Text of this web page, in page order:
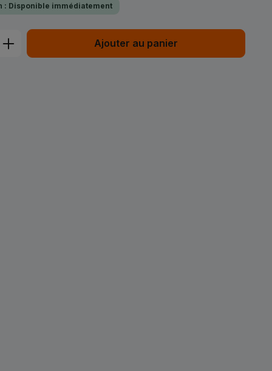
: Disponible immédiatement
: Entrez la quantité souhaitée ou
Ajouter au panier